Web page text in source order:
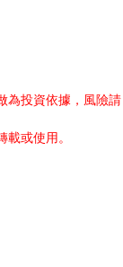
為投資依據，風險請
或使用。